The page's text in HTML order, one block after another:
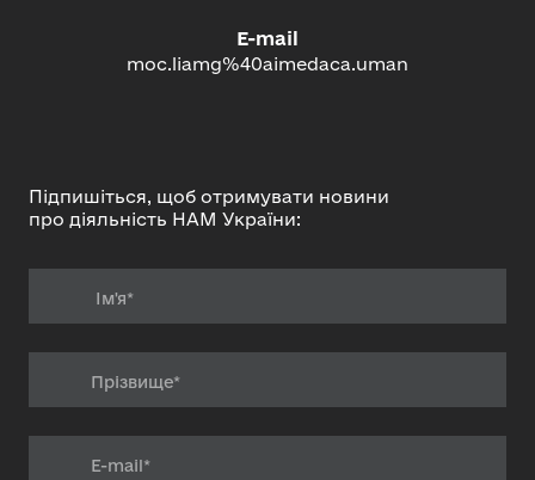
E-mail
moc.liamg%40aimedaca.uman
Підпишіться, щоб отримувати новини
про діяльність НАМ України: